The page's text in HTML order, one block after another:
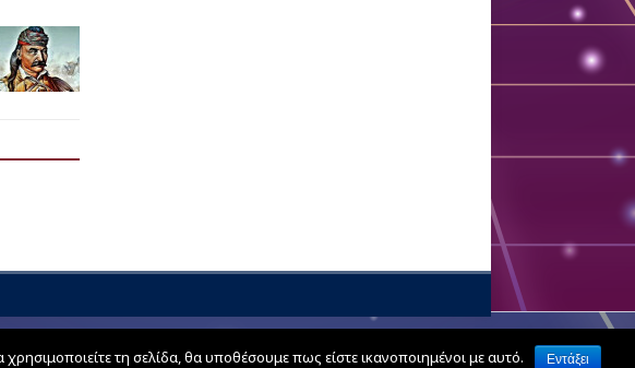
τη σελίδα, θα υποθέσουμε πως είστε ικανοποιημένοι με αυτό. Εντάξει